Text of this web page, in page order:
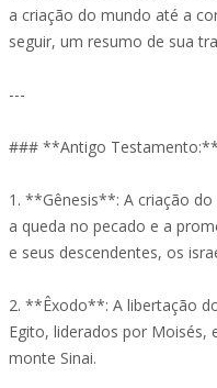
a criação do mundo até a
seguir, um resumo de sua
---
### **Antigo Testamento:**
1. **Gênesis**: A criação
a queda no pecado e a
e seus descendentes, os
2. **Êxodo**: A libertação
Egito, liderados por Moisés,
monte Sinai.